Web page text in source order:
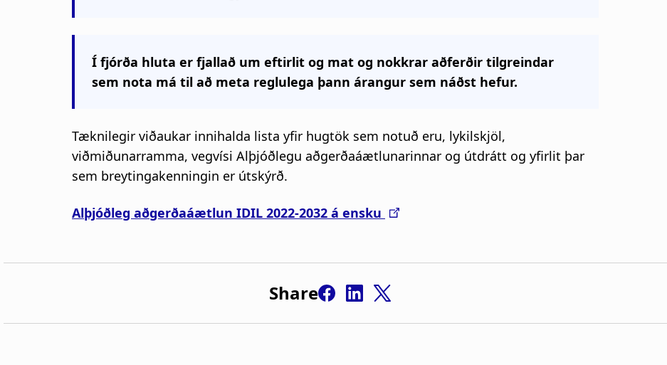
Í fjórða hluta er fjallað um eftirlit og mat og nokkrar aðferðir tilgreindar
sem nota má til að meta reglulega þann árangur sem náðst hefur.
Tæknilegir viðaukar innihalda lista yfir hugtök sem notuð eru, lykilskjöl,
viðmiðunarramma, vegvísi Alþjóðlegu aðgerðaáætlunarinnar og útdrátt og yfirlit þar
sem breytingakenningin er útskýrð.
Alþjóðleg aðgerðaáætlun IDIL 2022-2032 á ensku
Share